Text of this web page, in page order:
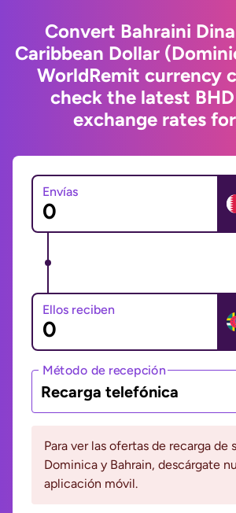
Convert Bahraini
Caribbean Dollar
WorldRemit currency
check the latest
exchange rates
Envías
Ellos reciben
Método de recepción
Recarga telefónica
Para ver las ofertas de recarga de
Dominica y Bahrain, descárgate
aplicación móvil.